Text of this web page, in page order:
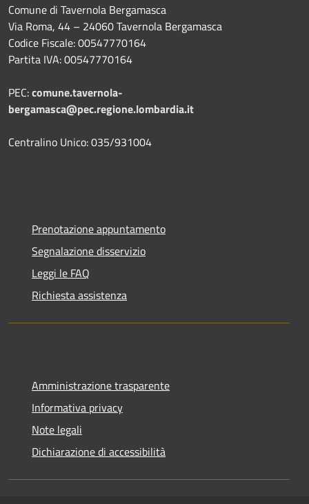
Comune di Tavernola Bergamasca
Via Roma, 44 – 24060 Tavernola Bergamasca
Codice Fiscale: 00547770164
Partita IVA: 00547770164
PEC:comune.tavernola-
bergamasca@pec.regione.lombardia.it
Centralino Unico: 035/931004
Prenotazione appuntamento
Segnalazione disservizio
Leggi le FAQ
Richiesta assistenza
Amministrazione trasparente
Informativa privacy
Note legali
Dichiarazione di accessibilità